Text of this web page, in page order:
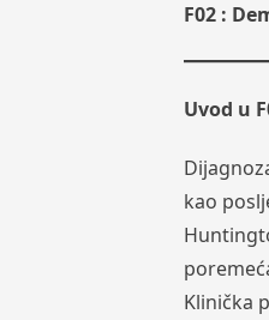
F02 :
Uvod u
kao
Klinička